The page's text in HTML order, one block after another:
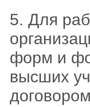
5. Для
форм и
высших